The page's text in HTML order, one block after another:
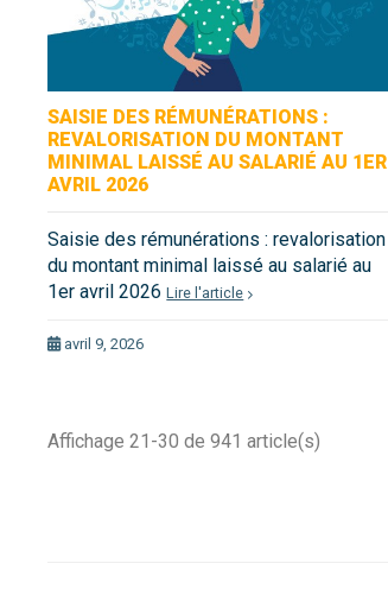
SAISIE DES RÉMUNÉRATIONS :
REVALORISATION DU MONTANT
MINIMAL LAISSÉ AU SALARIÉ AU 1ER
AVRIL 2026
Saisie des rémunérations : revalorisation
du montant minimal laissé au salarié au
1er avril 2026Lire l'article
avril 9, 2026
Affichage 21-30 de 941 article(s)